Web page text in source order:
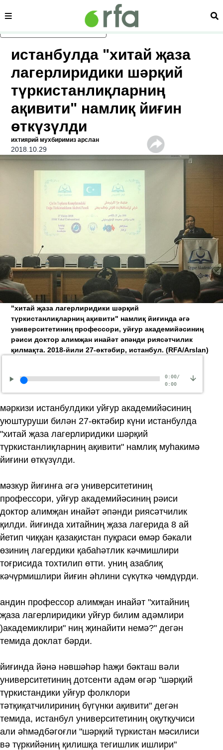
асаслиқ мәзмунға атлаң
сәһипә
истанбулда "хитай җаза
лагерлиридики шәрқий
түркистанлиқларниң
ақивити" намлиқ йиғин
өткүзүлди
ихтиярий мухбиримиз арслан
2018.10.29
"хитай җаза лагерлиридики шәрқий
түркистанлиқларниң ақивити" намлиқ йиғинда әгә
университетиниң профессори, уйғур академийәсиниң
рәиси доктор алимҗан инайәт әпәнди риясәтчилик
қилмақта. 2018-йили 27-өктәбир, истанбул.(RFA/Arslan)
0:00/
0:00
мәркизи истанбулдики уйғур академийәсиниң
уюштуруши билән 27-өктәбир күни истанбулда
"хитай җаза лагерлиридики шәрқий
түркистанлиқларниң ақивити" намлиқ муһакимә
йиғини өткүзүлди.
мәзкур йиғинға әгә университетиниң
профессори, уйғур академийәсиниң рәиси
доктор алимҗан инайәт әпәнди риясәтчилик
қилди. йиғинда хитайниң җаза лагерида 8 ай
йетип чиққан қазақистан пуқраси өмәр бәкали
өзиниң лагердики қабаһәтлик кәчмишлири
тоғрисида тохтилип өтти. униң азаблиқ
кәчүрмишлири йиғин әһлини сүкүткә чөмдүрди.
андин профессор алимҗан инайәт "хитайниң
җаза лагерлиридики уйғур билим адәмлири
)академиклири" ниң җинайити немә?" дегән
темида доклат бәрди.
йиғинда йәнә нәвшәһәр һаҗи бәкташ вәли
университетиниң дотсенти адәм өгәр "шәрқий
түркистандики уйғур фолклори
тәтқиқатчилириниң бүгүнки ақивити" дегән
темида, истанбул университетиниң оқутқучиси
али әһмәдбәгоғли "шәрқий түркистан мәсилиси
вә түркийәниң қилишқа тегишлик ишлири"